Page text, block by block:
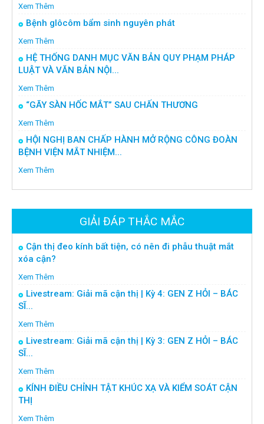
Xem Thêm
Bệnh glôcôm bẩm sinh nguyên phát
Xem Thêm
HỆ THỐNG DANH MỤC VĂN BẢN QUY PHẠM PHÁP
LUẬT VÀ VĂN BẢN NỘI...
Xem Thêm
“GÃY SÀN HỐC MẮT” SAU CHẤN THƯƠNG
Xem Thêm
HỘI NGHỊ BAN CHẤP HÀNH MỞ RỘNG CÔNG ĐOÀN
BỆNH VIỆN MẮT NHIỆM...
Xem Thêm
GIẢI ĐÁP THẮC MẮC
Cận thị đeo kính bất tiện, có nên đi phẫu thuật mắt
xóa cận?
Xem Thêm
Livestream: Giải mã cận thị | Kỳ 4: GEN Z HỎI – BÁC
SĨ...
Xem Thêm
Livestream: Giải mã cận thị | Kỳ 3: GEN Z HỎI – BÁC
SĨ...
Xem Thêm
KÍNH ĐIỀU CHỈNH TẬT KHÚC XẠ VÀ KIỂM SOÁT CẬN
THỊ
Xem Thêm